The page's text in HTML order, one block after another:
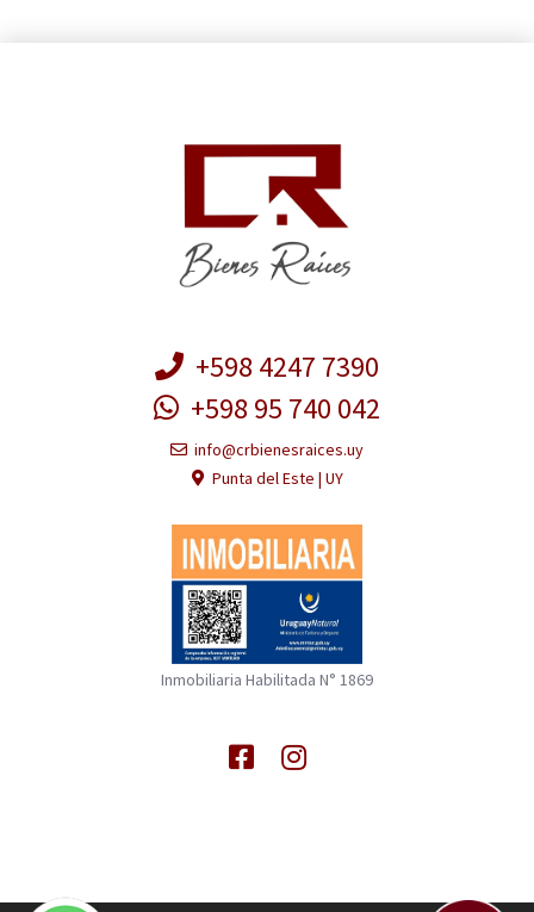
+598 4247 7390
+598 95 740 042
info@crbienesraices.uy
Punta del Este | UY
Inmobiliaria Habilitada N° 1869